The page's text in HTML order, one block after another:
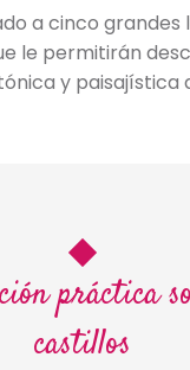
a cinco grandes
le permitirán
y paisajística
práctica
castillos